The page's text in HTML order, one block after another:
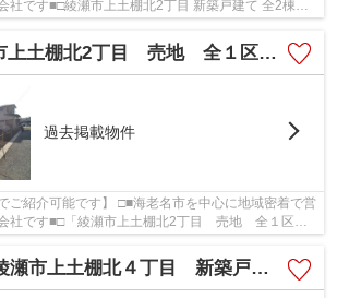
社です■□綾瀬市上土棚北2丁目 新築戸建て 全2棟
：小田急江ノ島線長後駅にも...
棚北2丁目 売地 全１区画【仲介手数料無料】
過去掲載物件
ご紹介可能です】 □■海老名市を中心に地域密着で営
社です■□「綾瀬市上土棚北2丁目 売地 全１区画
」のここがイチオシ。徒歩1...
市上土棚北４丁目 新築戸建て 全6棟【仲介手数料無料】